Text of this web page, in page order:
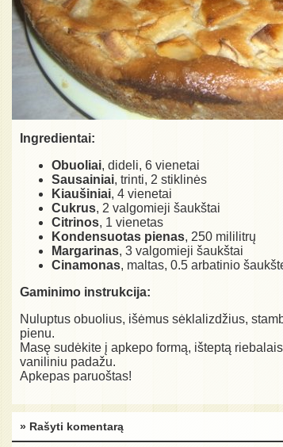
Ingredientai:
Obuoliai, dideli, 6 vienetai
Sausainiai, trinti, 2 stiklinės
Kiaušiniai, 4 vienetai
Cukrus, 2 valgomieji šaukštai
Citrinos, 1 vienetas
Kondensuotas pienas, 250 mililitrų
Margarinas, 3 valgomieji šaukštai
Cinamonas, maltas, 0.5 arbatinio
Gaminimo instrukcija:
Nuluptus obuolius, išėmus sėklalizdžius,
pienu.
Masę sudėkite į apkepo formą, išteptą
vaniliniu padažu.
Apkepas paruoštas!
» Rašyti komentarą